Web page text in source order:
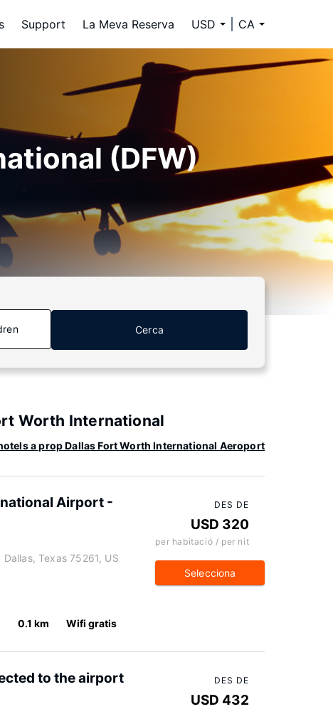
Support La Meva Reserva USD CA
(DFW)
Cerca
Worth International
a prop Dallas Fort Worth International Aeroport
Airport -
Texas 75261, US
0.1 km Wifi gratis
DES DE
USD 320
per habitació / per nit
Selecciona
to the airport DES DE
USD 432